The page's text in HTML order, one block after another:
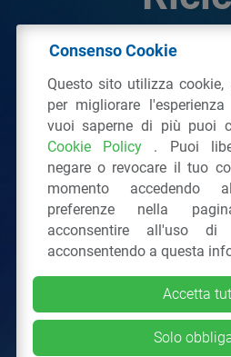
Plastiche da
C.F.
Via San Vittore 36
Tel.: 02
Tutti i diritti riservati
Consenso Cookie
Questo sito utilizza cookie,
per migliorare
vuoi saperne di più puoi
Cookie Policy . Puoi
negare o revocare il tuo
momento accedendo
preferenze nella
acconsentire all'uso di
acconsentendo a questa
Accetta
Solo